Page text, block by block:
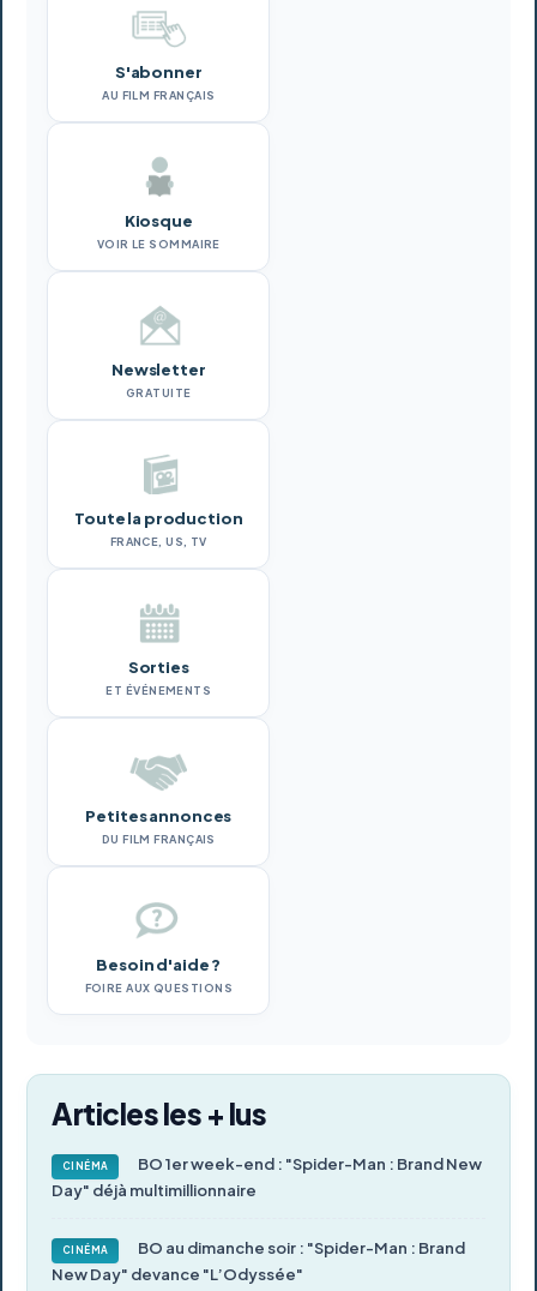
S'abonner
AU FILM FRANÇAIS
Kiosque
VOIR LE SOMMAIRE
Newsletter
GRATUITE
Toute la production
FRANCE, US, TV
Sorties
ET ÉVÉNEMENTS
Petites annonces
DU FILM FRANÇAIS
Besoin d'aide ?
FOIRE AUX QUESTIONS
Articles les + lus
CINÉMA
BO 1er week-end : "Spider-Man : Brand New
Day" déjà multimillionnaire
CINÉMA
BO au dimanche soir : "Spider-Man : Brand
New Day" devance "L’Odyssée"